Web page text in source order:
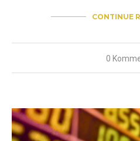
CONTINUE
0